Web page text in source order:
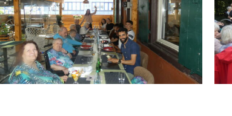
AUTONOMIE
BETHLEHEM